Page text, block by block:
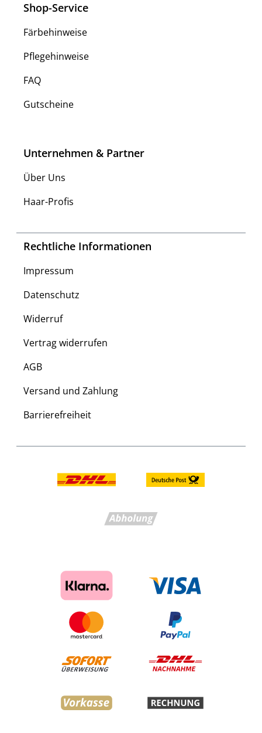
Shop-Service
Färbehinweise
Pflegehinweise
FAQ
Gutscheine
Unternehmen & Partner
Über Uns
Haar-Profis
Rechtliche Informationen
Impressum
Datenschutz
Widerruf
Vertrag widerrufen
AGB
Versand und Zahlung
Barrierefreiheit